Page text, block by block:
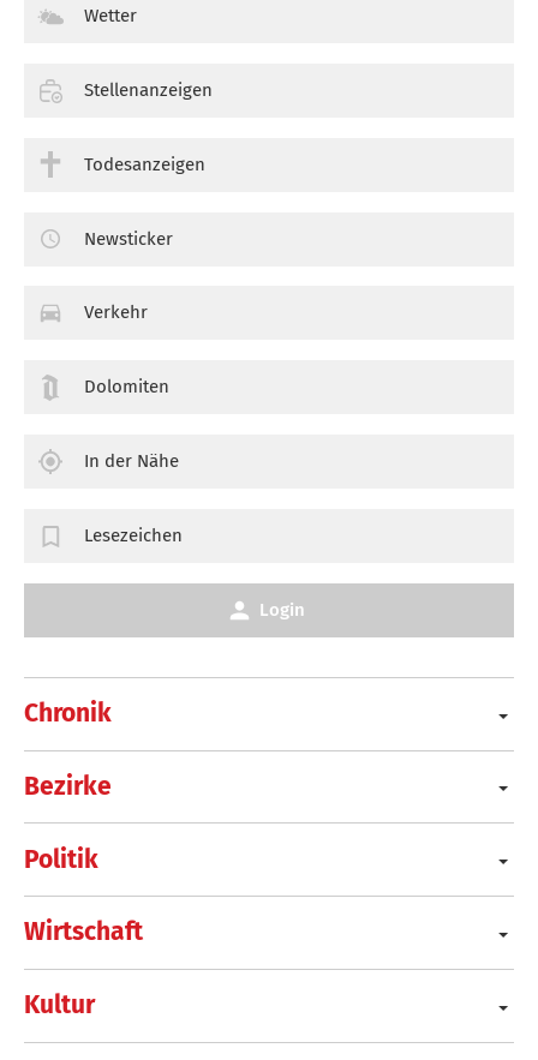
Chronik
Bezirke
Politik
Wirtschaft
Kultur
Wetter
Stellenanzeigen
Todesanzeigen
Newsticker
Verkehr
Dolomiten
In der Nähe
Lesezeichen
Login